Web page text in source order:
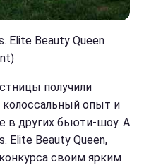
Elite Beauty Queen
получили
опыт и
в других бьюти-шоу. А
Elite Beauty Queen,
своим ярким